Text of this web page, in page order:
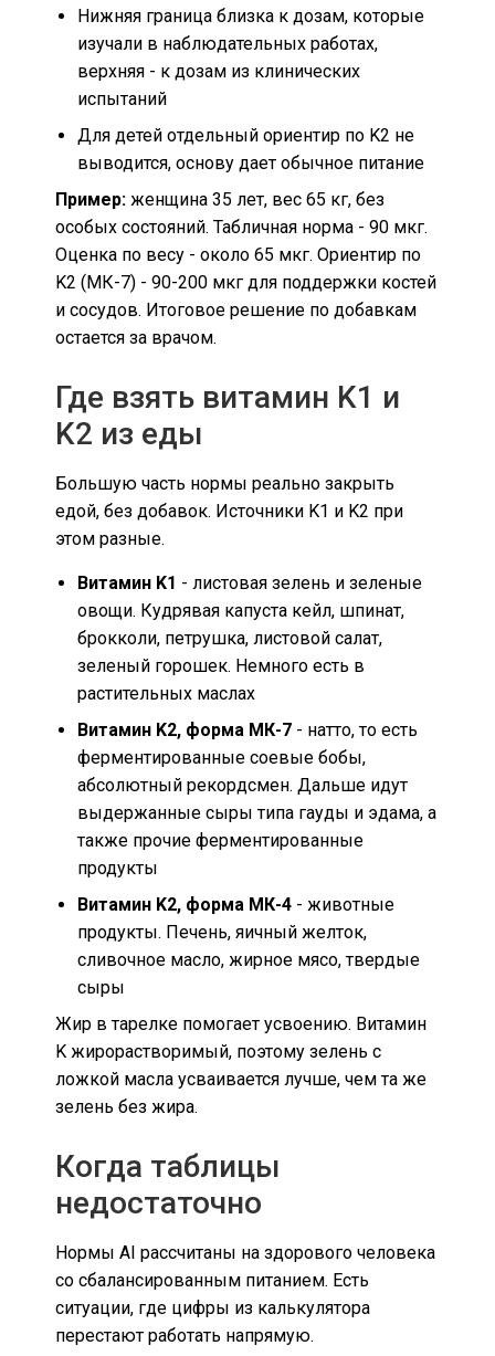
Нижняя граница близка к дозам, которые
изучали в наблюдательных работах,
верхняя - к дозам из клинических
испытаний
Для детей отдельный ориентир по K2 не
выводится, основу дает обычное питание
Пример: женщина 35 лет, вес 65 кг, без
особых состояний. Табличная норма - 90 мкг.
Оценка по весу - около 65 мкг. Ориентир по
K2 (МК-7) - 90-200 мкг для поддержки костей
и сосудов. Итоговое решение по добавкам
остается за врачом.
Где взять витамин K1 и
K2 из еды
Большую часть нормы реально закрыть
едой, без добавок. Источники K1 и K2 при
этом разные.
Витамин K1 - листовая зелень и зеленые
овощи. Кудрявая капуста кейл, шпинат,
брокколи, петрушка, листовой салат,
зеленый горошек. Немного есть в
растительных маслах
Витамин K2, форма МК-7 - натто, то есть
ферментированные соевые бобы,
абсолютный рекордсмен. Дальше идут
выдержанные сыры типа гауды и эдама, а
также прочие ферментированные
продукты
Витамин K2, форма МК-4 - животные
продукты. Печень, яичный желток,
сливочное масло, жирное мясо, твердые
сыры
Жир в тарелке помогает усвоению. Витамин
K жирорастворимый, поэтому зелень с
ложкой масла усваивается лучше, чем та же
зелень без жира.
Когда таблицы
недостаточно
Нормы AI рассчитаны на здорового человека
со сбалансированным питанием. Есть
ситуации, где цифры из калькулятора
перестают работать напрямую.